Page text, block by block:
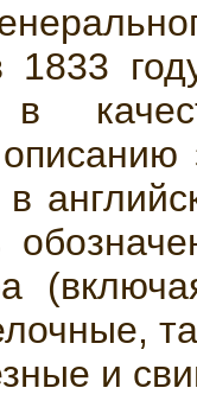
1833
в
и